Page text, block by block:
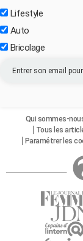
Lifestyle
Auto
Bricolage
Qui sommes-
Tous les
Paramétrer les